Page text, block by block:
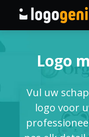
AI logogenerator
Logo-ideeën
Gedrukte
Logo
Vul uw
logo voor